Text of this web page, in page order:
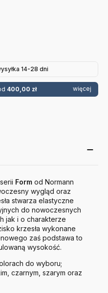
14-28 dni
400,00 zł więcej
Form od Normann
wygląd oraz
stwarza elastyczne
do nowoczesnych
jak i o charakterze
krzesła wykonane
zaś podstawa to
wysokość.
do wyboru;
czarnym, szarym oraz